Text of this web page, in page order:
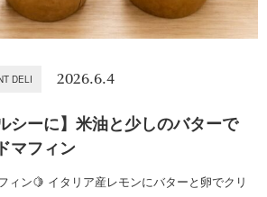
DELI 2026.6.4
シーに】米油と少しのバターで
マフィン
ィン🍋 イタリア産レモンにバターと卵でクリ